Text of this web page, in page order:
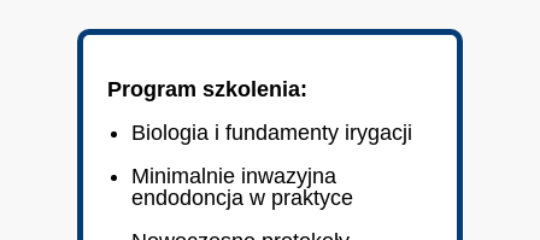
Program szkolenia:
Biologia i fundamenty irygacji
Minimalnie inwazyjna
endodoncja w praktyce